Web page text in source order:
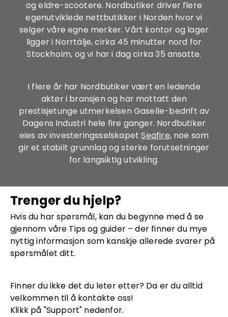
og eldre-scootere. Nordbutiker driver flere
egenutviklede nettbutikker i Norden hvor vi
selger våre egne merker. Vårt kontor og lager
ligger i Norrtälje, cirka 45 minutter nord for
Stockholm, og vi har i dag cirka 35 ansatte.
I flere år har Nordbutiker vært en ledende
aktør i bransjen og har mottatt den
prestisjetunge utmerkelsen Gaselle-bedrift av
Dagens Industri hele fire ganger. Nordbutiker
eies av investeringsselskapetSeafire, noe som
gir et stabilt grunnlag og sterke forutsetninger
for langsiktig utvikling.
Trenger du hjelp?
Hvis du har spørsmål, kan du begynne med å se
gjennom våre Tips og guider – der finner du mye
nyttig informasjon som kanskje allerede svarer på
spørsmålet ditt.
Finner du ikke det du leter etter? Da er du alltid
velkommen til å kontakte oss!
Klikk på "Support" nedenfor.